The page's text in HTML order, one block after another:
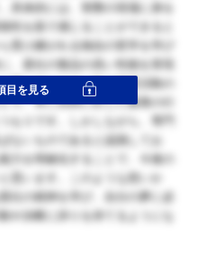
具体的には、実際の現場に身を
性を肌で感じることができると
受け継がれる独自の哲学を学び
、貴社の製品の高い性能を実現
思っています。私は研究活動の
り、常に目的に応じた最善の行
もりです。しかしながら、専門
ないものであると認識してお
力を明確化することで、今後の
思います。このような想いか
社の精神を学び、自分の夢に必
や決断に誇りを持てるようにな
目を見る